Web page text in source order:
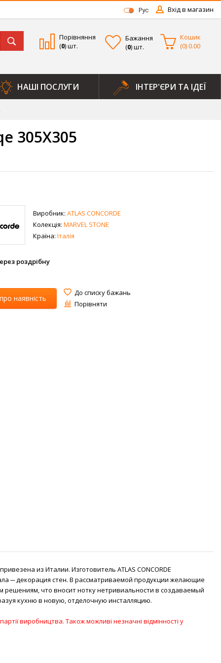
Вхід в магазин
Рус
Порівняння
(0) шт.
Бажання
(0) шт.
Кошик
(0)0.00
НАШІ ПОСЛУГИ ІНТЕР'ЄРИ ТА ІДЕЇ
305Х305
Виробник:ATLAS CONCORDE
Колекція:MARVEL STONE
Країна:Італія
роздрібну
наявність
До списку бажань
Порівняти
из Италии. Изготовитель ATLAS CONCORDE
─ декорация стен. В рассматриваемой продукции желающие
что вносит нотку нетривиальности в создаваемый
кухню в новую, отделочную инсталляцию.
виробництва. Також можливі незначні відмінності у